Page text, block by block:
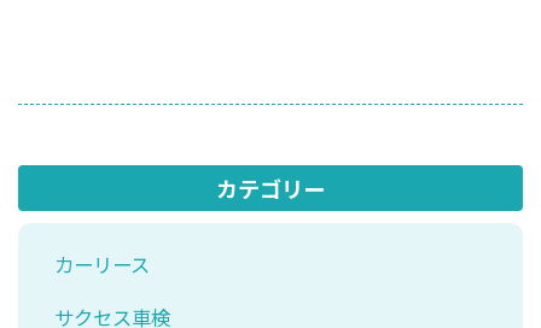
カテゴリー
カーリース
サクセス車検